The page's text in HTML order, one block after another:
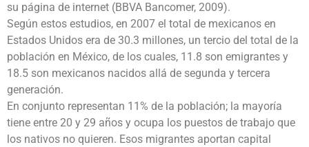
su página de internet (BBVA Bancomer, 2009).
Según estos estudios, en 2007 el total de mexicanos en
Estados Unidos era de 30.3 millones, un tercio del total de la
población en México, de los cuales, 11.8 son emigrantes y
18.5 son mexicanos nacidos allá de segunda y tercera
generación.
En conjunto representan 11% de la población; la mayoría
tiene entre 20 y 29 años y ocupa los puestos de trabajo que
los nativos no quieren. Esos migrantes aportan capital